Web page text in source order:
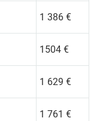
1 386 €
1504 €
1 629 €
1 761 €